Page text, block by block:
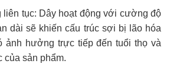
liên tục: Dây hoạt động với cường độ
dài sẽ khiến cấu trúc sợi bị lão hóa
ảnh hưởng trực tiếp đến tuổi thọ và
của sản phẩm.